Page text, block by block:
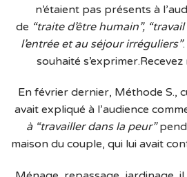
n’étaient pas présents à
de “traite d’être humain”,
l’entrée et au séjour irréguliers”
souhaité
En février dernier, Méthode S.,
avait expliqué à l’audience
à “travailler dans la peur”
maison du couple, qui lui avait